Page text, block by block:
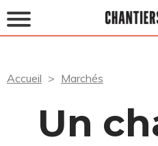
Accueil Marchés
Un